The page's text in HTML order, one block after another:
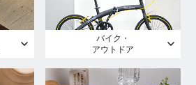
バイク・
アウトドア